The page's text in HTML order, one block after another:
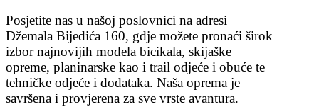
Posjetite nas u našoj poslovnici na adresi
Džemala Bijedića 160, gdje možete pronaći širok
izbor najnovijih modela bicikala, skijaške
opreme, planinarske kao i trail odjeće i obuće te
tehničke odjeće i dodataka. Naša oprema je
savršena i provjerena za sve vrste avantura.